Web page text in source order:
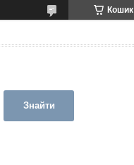
Кошик
Знайти